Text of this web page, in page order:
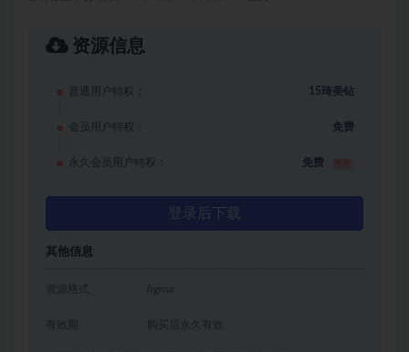
资源信息
普通用户特权： 15琦美钻
会员用户特权： 免费
永久会员用户特权： 免费
登录后下载
其他信息
资源格式 figma
有效期 购买后永久有效